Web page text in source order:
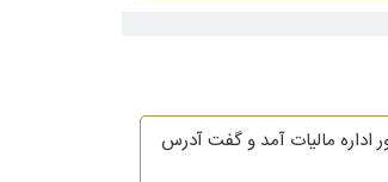
اداره مالیات آمد و گفت آدرس